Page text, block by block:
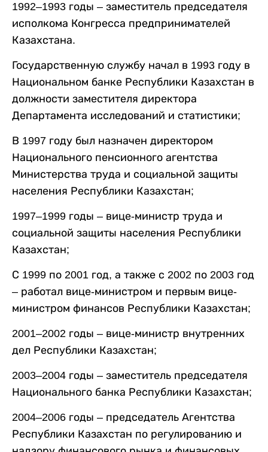
1992–1993 годы – заместитель председателя
исполкома Конгресса предпринимателей
Казахстана.
Государственную службу начал в 1993 году в
Национальном банке Республики Казахстан в
должности заместителя директора
Департамента исследований и статистики;
В 1997 году был назначен директором
Национального пенсионного агентства
Министерства труда и социальной защиты
населения Республики Казахстан;
1997–1999 годы – вице-министр труда и
социальной защиты населения Республики
Казахстан;
С 1999 по 2001 год, а также с 2002 по 2003 год
– работал вице-министром и первым вице-
министром финансов Республики Казахстан;
2001–2002 годы – вице-министр внутренних
дел Республики Казахстан;
2003–2004 годы – заместитель председателя
Национального банка Республики Казахстан;
2004–2006 годы – председатель Агентства
Республики Казахстан по регулированию и